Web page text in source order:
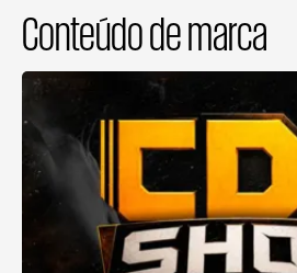
Conteúdo de marca